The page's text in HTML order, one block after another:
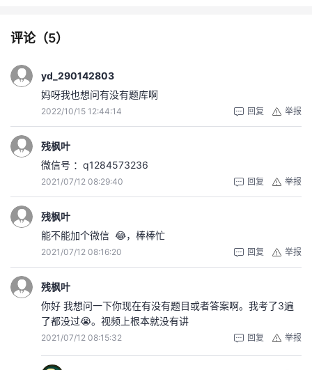
评论（5）
yd_290142803
妈呀我也想问有没有题库啊
2022/10/15 12:44:14 举报
回复
残枫叶
微信号 ：q1284573236
2021/07/12 08:29:40 举报
回复
残枫叶
能不能加个微信 😂，棒棒忙
2021/07/12 08:16:20 举报
回复
残枫叶
你好 我想问一下你现在有没有题目或者答案啊。我考了3遍
了都没过😭。视频上根本就没有讲
2021/07/12 08:15:32 举报
回复